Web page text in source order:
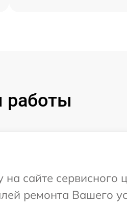
работы
сайте сервисного
ремонта Вашего